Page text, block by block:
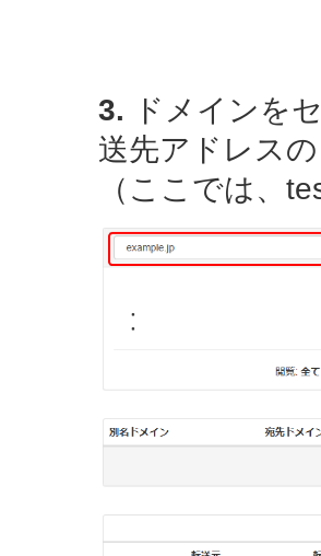
3.
ドメインを
送先アドレス
（ここでは、